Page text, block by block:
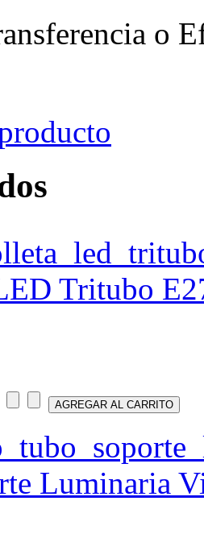
o
Tritubo
Luminaria